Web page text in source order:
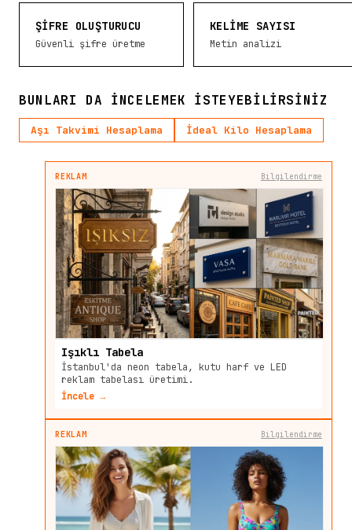
ŞIFRE OLUŞTURUCU
Güvenli şifre üretme
KELIME SAYISI
Metin analizi
BUNLARI DA INCELEMEK ISTEYEBILIRSINIZ
Aşı Takvimi Hesaplama İdeal Kilo Hesaplama
REKLAM Bilgilendirme
Işıklı Tabela
İstanbul'da neon tabela, kutu harf ve LED
reklam tabelası üretimi.
İncele →
REKLAM Bilgilendirme